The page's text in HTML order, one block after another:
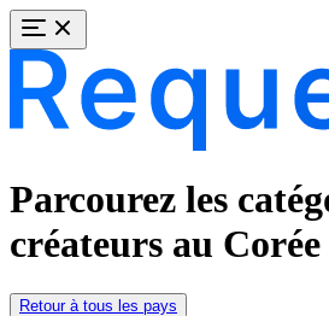
Parcourez les
créateurs au
Retour à tous les pays